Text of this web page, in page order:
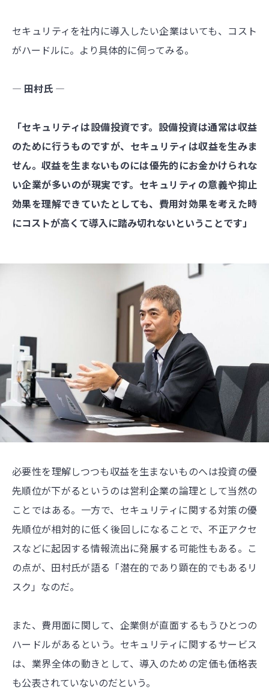
セキュリティを社内に導入したい企業はいても、コスト
がハードルに。より具体的に伺ってみる。
― 田村氏 ―
「セキュリティは設備投資です。設備投資は通常は収益
のために行うものですが、セキュリティは収益を生みま
せん。収益を生まないものには優先的にお金かけられな
い企業が多いのが現実です。セキュリティの意義や抑止
効果を理解できていたとしても、費用対効果を考えた時
にコストが高くて導入に踏み切れないということです」
必要性を理解しつつも収益を生まないものへは投資の優
先順位が下がるというのは営利企業の論理として当然の
ことではある。一方で、セキュリティに関する対策の優
先順位が相対的に低く後回しになることで、不正アクセ
スなどに起因する情報流出に発展する可能性もある。こ
の点が、田村氏が語る「潜在的であり顕在的でもあるリ
スク」なのだ。
また、費用面に関して、企業側が直面するもうひとつの
ハードルがあるという。セキュリティに関するサービス
は、業界全体の動きとして、導入のための定価も価格表
も公表されていないのだという。